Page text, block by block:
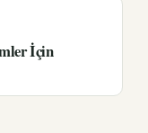
İçin